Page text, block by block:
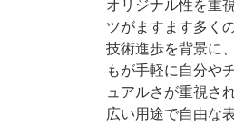
オリジナル性を重
ツがますます多く
技術進歩を背景に
もが手軽に自分や
ュアルさが重視さ
広い用途で自由な